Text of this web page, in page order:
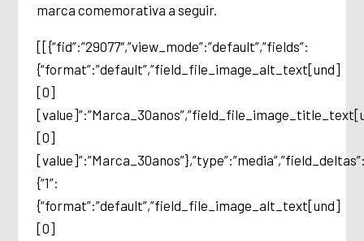
marca comemorativa a seguir.
[[{“fid”:”29077″,”view_mode”:”default”,”fields”:
{“format”:”default”,”field_file_image_alt_text[und]
[0]
[0]
{“1”:
{“format”:”default”,”field_file_image_alt_text[und]
[0]